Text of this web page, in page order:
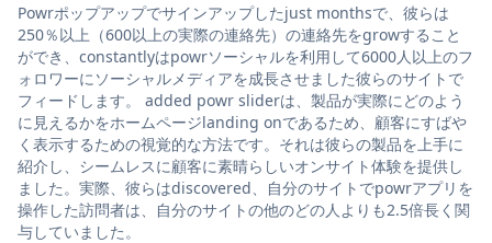
Powrポップアップでサインアップしたjust monthsで、彼らは
250％以上（600以上の実際の連絡先）の連絡先をgrowすること
ができ、constantlyはpowrソーシャルを利用して6000人以上のフ
ォロワーにソーシャルメディアを成長させました彼らのサイトで
フィードします。 added powr sliderは、製品が実際にどのよう
に見えるかをホームページlanding onであるため、顧客にすばや
く表示するための視覚的な方法です。それは彼らの製品を上手に
紹介し、シームレスに顧客に素晴らしいオンサイト体験を提供し
ました。実際、彼らはdiscovered、自分のサイトでpowrアプリを
操作した訪問者は、自分のサイトの他のどの人よりも2.5倍長く関
与していました。